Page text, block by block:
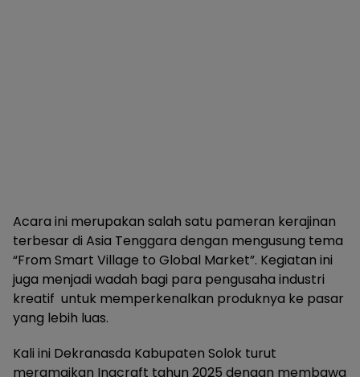
Acara ini merupakan salah satu pameran kerajinan
terbesar di Asia Tenggara dengan mengusung tema
“From Smart Village to Global Market”. Kegiatan ini
juga menjadi wadah bagi para pengusaha industri
kreatif untuk memperkenalkan produknya ke pasar
yang lebih luas.
Kali ini Dekranasda Kabupaten Solok turut
meramaikan Inacraft tahun 2025 dengan membawa